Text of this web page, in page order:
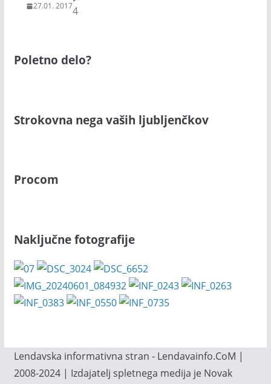
27.01. 20174
Poletno delo?
Strokovna nega vaših ljubljenčkov
Procom
Naključne fotografije
Lendavska informativna stran - Lendavainfo.CoM |
2008-2024 | Izdajatelj spletnega medija je Novak